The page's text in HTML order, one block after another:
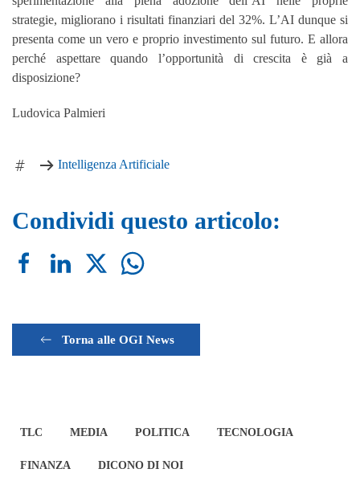
strategie, migliorano i risultati finanziari del 32%. L’AI dunque si
presenta come un vero e proprio investimento sul futuro. E allora
perché aspettare quando l’opportunità di crescita è già a
disposizione?
Ludovica Palmieri
Intelligenza Artificiale
Condividi questo articolo:
Torna alle OGI News
TLC MEDIA POLITICA TECNOLOGIA
FINANZA DICONO DI NOI